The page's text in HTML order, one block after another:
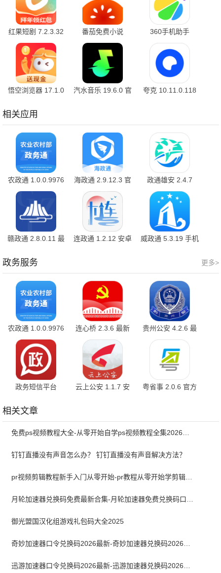
红果短剧 7.2.3.32
官方版
番茄免费小说
7.2.3.32 安卓版
360手机助手
10.2.2 官方版
悟空浏览器 17.1.0
汽水音乐 19.6.0 官
夸克 10.11.0.118
相关应用
农政通 1.0.0.9976
最新版
海政通 2.9.12.3 官
方版
政通雄安 2.4.7
赣政通 2.8.0.11 最
连政通 1.2.12 安卓
威政通 5.3.19 手机
更多>
政务服务
农政通 1.0.0.9976
最新版
连心桥 2.3.6 最新
版
贵州公安 4.2.6 最
新版
政务短信平台
云上公安 1.1.7 安
粤省事 2.0.6 官方
相关文章
钉钉直播没有声音怎么办？ 钉钉直播没有声音解决方法？
pr视频剪辑教程新手入门从零开始-pr教程从零开始学剪辑全集免费
御光盟国汉化组游戏礼包码大全2025